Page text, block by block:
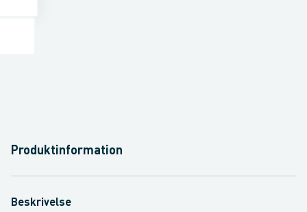
Produktinformation
Beskrivelse